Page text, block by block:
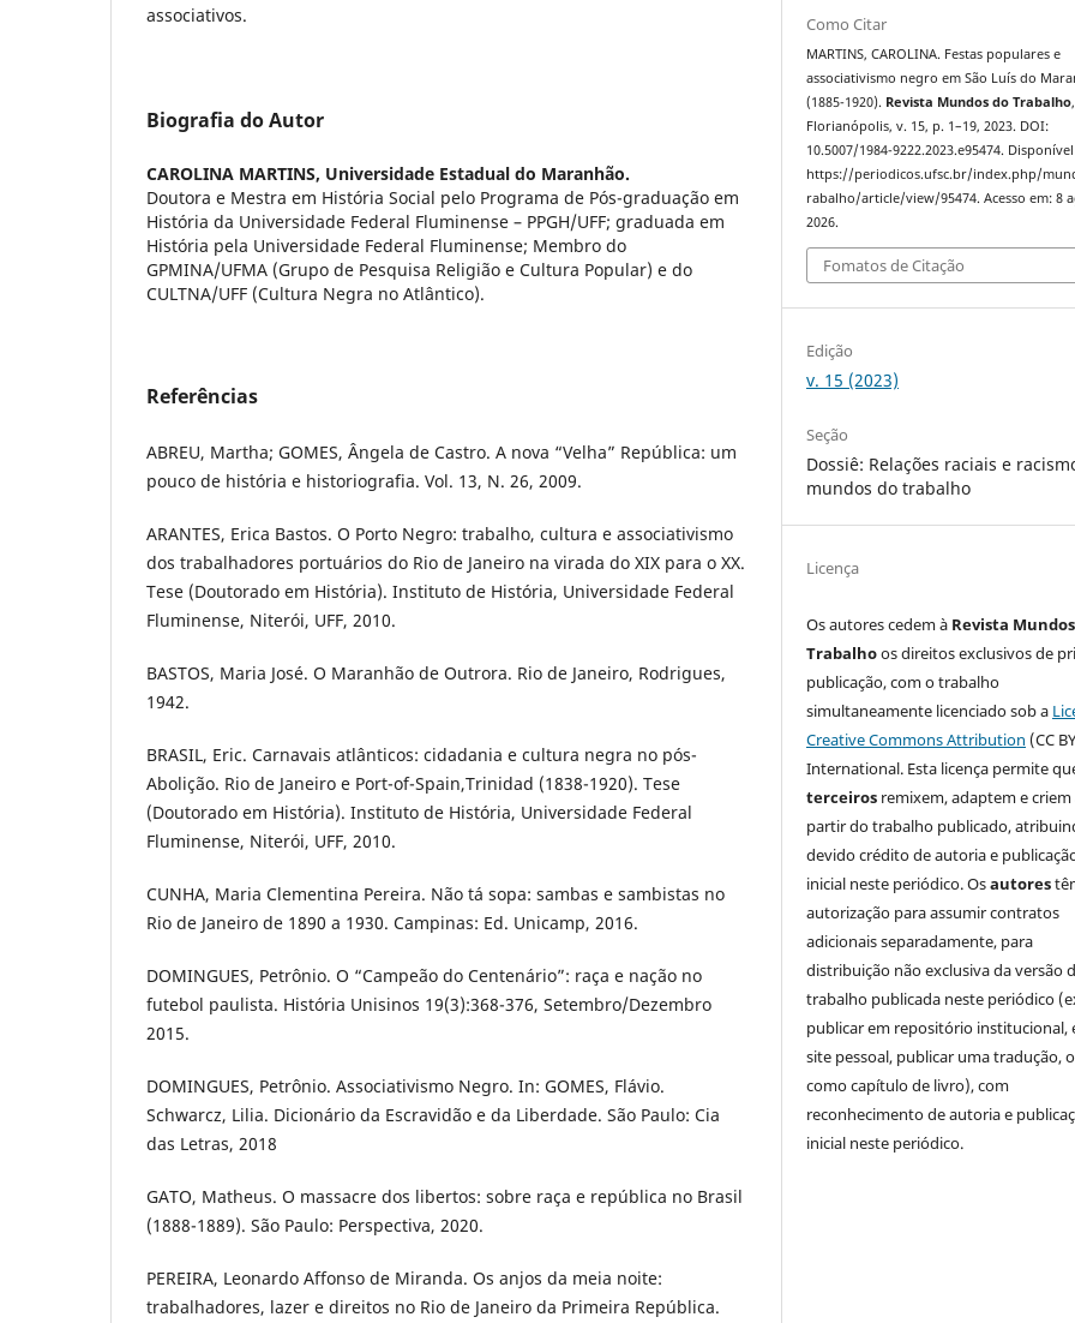
associativos.
Biografia do Autor
CAROLINA MARTINS, Universidade Estadual do Maranhão.
Doutora e Mestra em História Social pelo Programa de Pós-graduação em
História da Universidade Federal Fluminense – PPGH/UFF; graduada em
História pela Universidade Federal Fluminense; Membro do
GPMINA/UFMA (Grupo de Pesquisa Religião e Cultura Popular) e do
CULTNA/UFF (Cultura Negra no Atlântico).
Referências
ABREU, Martha; GOMES, Ângela de Castro. A nova “Velha” República: um
pouco de história e historiografia. Vol. 13, N. 26, 2009.
ARANTES, Erica Bastos. O Porto Negro: trabalho, cultura e associativismo
dos trabalhadores portuários do Rio de Janeiro na virada do XIX para o XX.
Tese (Doutorado em História). Instituto de História, Universidade Federal
Fluminense, Niterói, UFF, 2010.
BASTOS, Maria José. O Maranhão de Outrora. Rio de Janeiro, Rodrigues,
1942.
BRASIL, Eric. Carnavais atlânticos: cidadania e cultura negra no pós-
Abolição. Rio de Janeiro e Port-of-Spain,Trinidad (1838-1920). Tese
(Doutorado em História). Instituto de História, Universidade Federal
Fluminense, Niterói, UFF, 2010.
CUNHA, Maria Clementina Pereira. Não tá sopa: sambas e sambistas no
Rio de Janeiro de 1890 a 1930. Campinas: Ed. Unicamp, 2016.
DOMINGUES, Petrônio. O “Campeão do Centenário”: raça e nação no
futebol paulista. História Unisinos 19(3):368-376, Setembro/Dezembro
2015.
DOMINGUES, Petrônio. Associativismo Negro. In: GOMES, Flávio.
Schwarcz, Lilia. Dicionário da Escravidão e da Liberdade. São Paulo: Cia
das Letras, 2018
GATO, Matheus. O massacre dos libertos: sobre raça e república no Brasil
(1888-1889). São Paulo: Perspectiva, 2020.
PEREIRA, Leonardo Affonso de Miranda. Os anjos da meia noite:
trabalhadores, lazer e direitos no Rio de Janeiro da Primeira República.
Como Citar
MARTINS, CAROLINA. Festas populares e
associativismo negro em São Luís do
(1885-1920). Revista Mundos do Trabalho,
Florianópolis, v. 15, p. 1–19, 2023. DOI:
10.5007/1984-9222.2023.e95474.
https://periodicos.ufsc.br/index.php/
rabalho/article/view/95474. Acesso em: 8
2026.
Fomatos de Citação
Edição
v. 15 (2023)
Seção
Dossiê: Relações raciais e
mundos do trabalho
Licença
Os autores cedem à Revista
Trabalhoos direitos exclusivos de
publicação, com o trabalho
simultaneamente licenciado sob a
Creative Commons Attribution (CC
International. Esta licença permite
terceiros remixem, adaptem e criem
partir do trabalho publicado,
devido crédito de autoria e
inicial neste periódico. Osautores
autorização para assumir contratos
adicionais separadamente, para
distribuição não exclusiva da versão
trabalho publicada neste periódico
publicar em repositório institucional,
site pessoal, publicar uma tradução,
como capítulo de livro), com
reconhecimento de autoria e
inicial neste periódico.